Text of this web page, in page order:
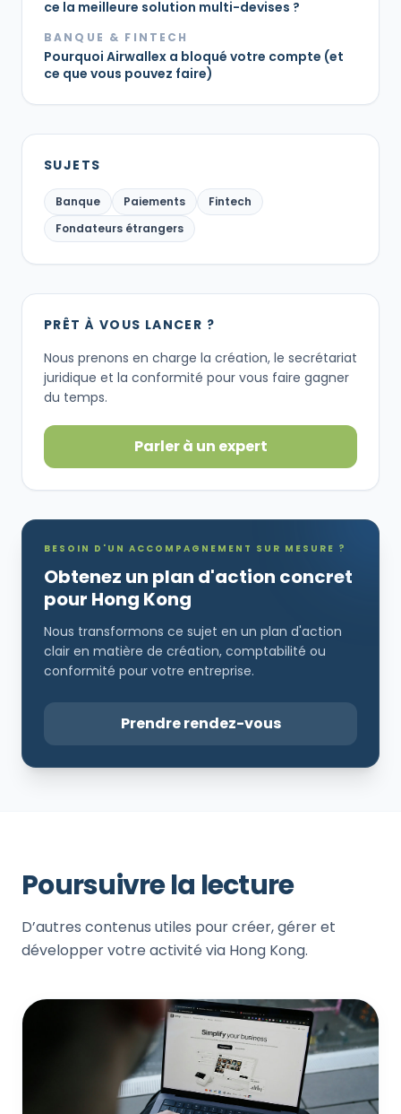
ce la meilleure solution multi-devises ?
BANQUE & FINTECH
Pourquoi Airwallex a bloqué votre compte (et
ce que vous pouvez faire)
SUJETS
Banque Paiements
Fintech
Fondateurs étrangers
PRÊT À VOUS LANCER ?
Nous prenons en charge la création, le secrétariat
juridique et la conformité pour vous faire gagner
du temps.
Parler à un expert
BESOIN D'UN ACCOMPAGNEMENT SUR MESURE ?
Obtenez un plan d'action concret
pour Hong Kong
Nous transformons ce sujet en un plan d'action
clair en matière de création, comptabilité ou
conformité pour votre entreprise.
Prendre rendez-vous
Poursuivre la lecture
D’autres contenus utiles pour créer, gérer et
développer votre activité via Hong Kong.